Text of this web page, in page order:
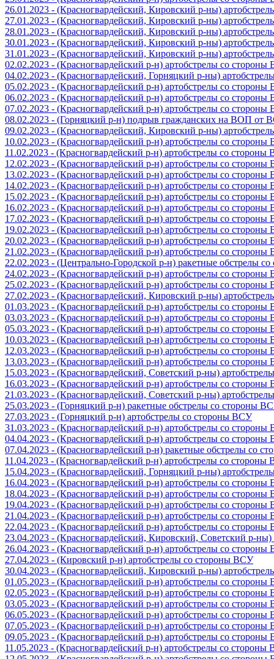
26.01.2023 - (Красногвардейский, Кировский р-ны)
27.01.2023 - (Красногвардейский, Кировский р-ны)
28.01.2023 - (Красногвардейский, Кировский р-ны)
30.01.2023 - (Красногвардейский, Кировский р-ны)
31.01.2023 - (Красногвардейский, Кировский р-ны)
02.02.2023 - (Красногвардейский р-н) артобстрелы со
04.02.2023 - (Красногвардейский, Горняцкий р-ны)
05.02.2023 - (Красногвардейский р-н) артобстрелы со
06.02.2023 - (Красногвардейский р-н) артобстрелы со
07.02.2023 - (Красногвардейский р-н) артобстрелы со
08.02.2023 - (Горняцкий р-н) подрыв гражданских на ВОП от
09.02.2023 - (Красногвардейский, Кировский р-ны)
10.02.2023 - (Красногвардейский р-н) артобстрелы со
11.02.2023 - (Красногвардейский р-н) артобстрелы со стороны
12.02.2023 - (Красногвардейский р-н) артобстрелы со
13.02.2023 - (Красногвардейский р-н) артобстрелы со
14.02.2023 - (Красногвардейский р-н) артобстрелы со
15.02.2023 - (Красногвардейский р-н) артобстрелы со
16.02.2023 - (Красногвардейский р-н) артобстрелы со
17.02.2023 - (Красногвардейский р-н) артобстрелы со
19.02.2023 - (Красногвардейский р-н) артобстрелы со
20.02.2023 - (Красногвардейский р-н) артобстрелы со
21.02.2023 - (Красногвардейский р-н) артобстрелы со
22.02.2023 - (Центрально-Городской р-н) ракетные обстрелы
24.02.2023 - (Красногвардейский р-н) артобстрелы со
25.02.2023 - (Красногвардейский р-н) артобстрелы со
27.02.2023 - (Красногвардейский, Кировский р-ны)
01.03.2023 - (Красногвардейский р-н) артобстрелы со
03.03.2023 - (Красногвардейский р-н) артобстрелы со
05.03.2023 - (Красногвардейский р-н) артобстрелы со
10.03.2023 - (Красногвардейский р-н) артобстрелы со
12.03.2023 - (Красногвардейский р-н) артобстрелы со
13.03.2023 - (Красногвардейский р-н) артобстрелы со
15.03.2023 - (Красногвардейский, Советский р-ны)
16.03.2023 - (Красногвардейский р-н) артобстрелы со
21.03.2023 - (Красногвардейский, Советский р-ны)
25.03.2023 - (Горняцкий р-н) ракетные обстрелы со стороны
27.03.2023 - (Горняцкий р-н) артобстрелы со стороны ВСУ
31.03.2023 - (Красногвардейский р-н) артобстрелы со
04.04.2023 - (Красногвардейский р-н) артобстрелы со
07.04.2023 - (Красногвардейский р-н) ракетные обстрелы со
11.04.2023 - (Красногвардейский р-н) артобстрелы со стороны
15.04.2023 - (Красногвардейский, Горняцкий р-ны)
16.04.2023 - (Красногвардейский р-н) артобстрелы со
18.04.2023 - (Красногвардейский р-н) артобстрелы со
19.04.2023 - (Красногвардейский р-н) артобстрелы со
21.04.2023 - (Красногвардейский р-н) артобстрелы со
22.04.2023 - (Красногвардейский р-н) артобстрелы со
23.04.2023 - (Красногвардейский, Кировский, Советский р-
26.04.2023 - (Красногвардейский р-н) артобстрелы со
27.04.2023 - (Кировский р-н) артобстрелы со стороны ВСУ
30.04.2023 - (Красногвардейский, Кировский р-ны)
01.05.2023 - (Красногвардейский р-н) артобстрелы со
02.05.2023 - (Красногвардейский р-н) артобстрелы со
03.05.2023 - (Красногвардейский р-н) артобстрелы со
06.05.2023 - (Красногвардейский р-н) артобстрелы со
07.05.2023 - (Красногвардейский р-н) артобстрелы со
09.05.2023 - (Красногвардейский р-н) артобстрелы со
11.05.2023 - (Красногвардейский р-н) артобстрелы со стороны